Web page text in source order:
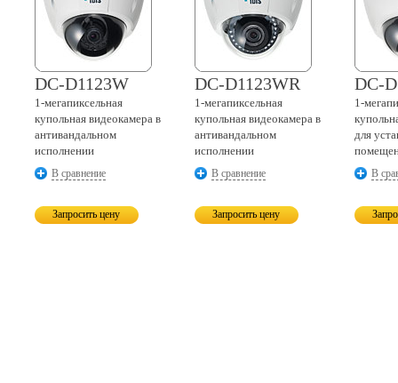
DC-D1123W
1-мегапиксельная
купольная видеокамера в
антивандальном
исполнении
В сравнение
Запросить цену
DC-D1123WR
1-мегапиксельная
купольная видеокамера в
антивандальном
исполнении
В сравнение
Запросить цену
DC-
1-
для
В